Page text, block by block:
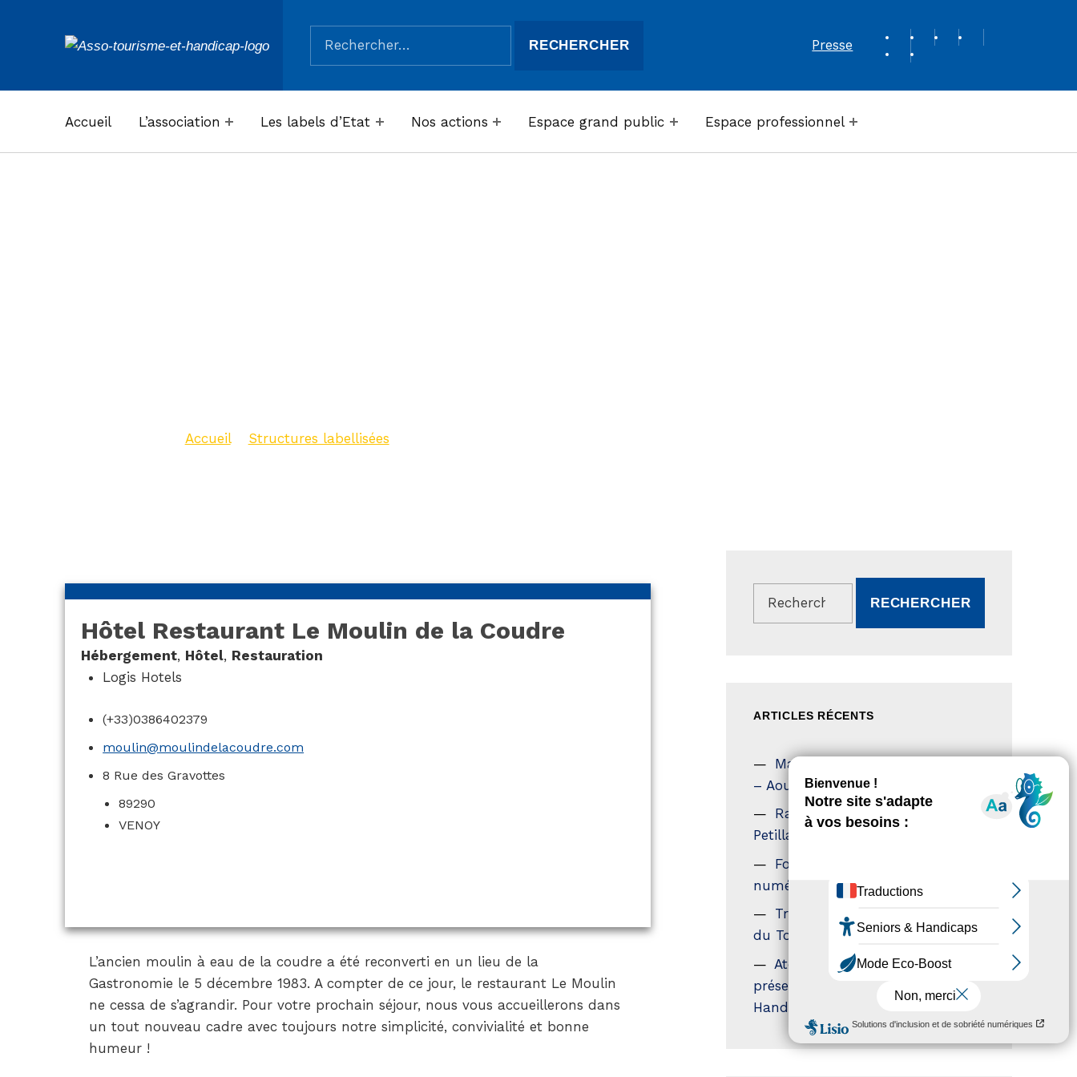
ASSOCIATION TOURISME ET HANDICAPS
Rechercher :
Presse
REVUE DE PRESSE
Accueil L’association Les labels d’Etat Nos actions Espace grand public Espace professionnel
Accueil> Structures labellisées
Hôtel Restaurant Le Moulin de la Coudre
Hébergement, Hôtel, Restauration
Logis Hotels
(+33)0386402379
moulin@moulindelacoudre.com
8 Rue des Gravottes
89290
VENOY
L’ancien moulin à eau de la coudre a été reconverti en un lieu de la
Gastronomie le 5 décembre 1983. A compter de ce jour, le restaurant Le Moulin
ne cessa de s’agrandir. Pour votre prochain séjour, nous vous accueillerons dans
un tout nouveau cadre avec toujours notre simplicité, convivialité et bonne
humeur !
Rechercher :
ARTICLES RÉCENTS
Magazine Tourisme Accessible
– Aout 2026
Rallye Aicha des Gazelles – Les
Petillantes
Formation Communication
numérique
Trophées Horizons – Acteurs
du Tourisme Durable
Atout France – flyer
présentation label Tourisme &
Handicap